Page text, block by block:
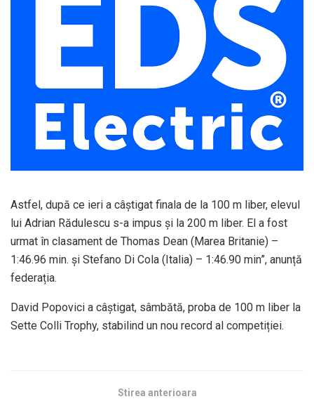
Astfel, după ce ieri a câștigat finala de la 100 m liber, elevul
lui Adrian Rădulescu s-a impus și la 200 m liber. El a fost
urmat în clasament de Thomas Dean (Marea Britanie) –
1:46.96 min. și Stefano Di Cola (Italia) – 1:46.90 min”, anunță
federația.
David Popovici a câștigat, sâmbătă, proba de 100 m liber la
Sette Colli Trophy, stabilind un nou record al competiției.
Stirea anterioara